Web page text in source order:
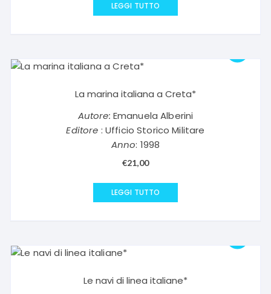
LEGGI TUTTO
La marina italiana a Creta*
Autore: Emanuela Alberini
Editore : Ufficio Storico Militare
Anno: 1998
€21,00
LEGGI TUTTO
Le navi di linea italiane*